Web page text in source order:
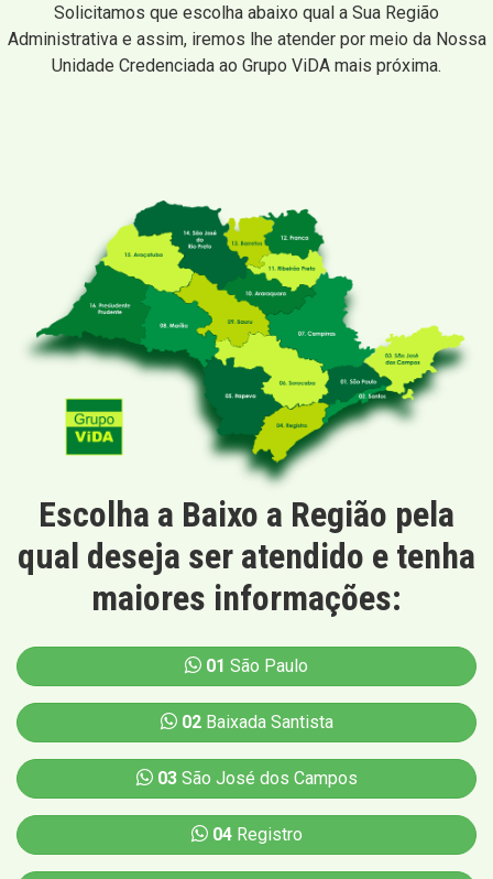
Solicitamos que escolha abaixo qual a Sua Região
Administrativa e assim, iremos lhe atender por meio da Nossa
Unidade Credenciada ao Grupo ViDA mais próxima.
Escolha a Baixo a Região pela
qual deseja ser atendido e tenha
maiores informações:
01 São Paulo
02Baixada Santista
03São José dos Campos
04Registro